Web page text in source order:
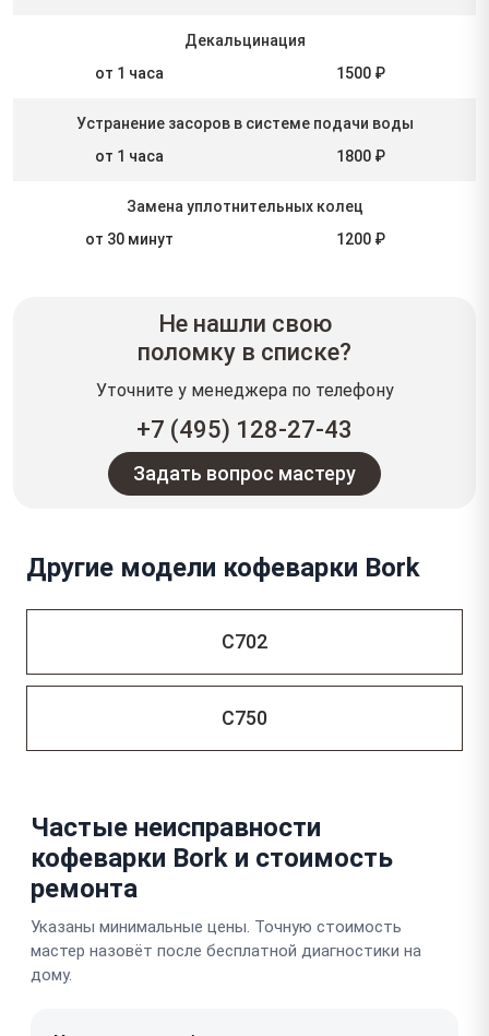
Декальцинация
от 1 часа
1500 ₽
Устранение засоров в системе подачи воды
от 1 часа
1800 ₽
Замена уплотнительных колец
от 30 минут
1200 ₽
Не нашли свою
поломку в списке?
Уточните у менеджера по телефону
+7 (495) 128-27-43
Задать вопрос мастеру
Другие модели кофеварки Bork
C702
C750
Частые неисправности
кофеварки Bork и стоимость
ремонта
Указаны минимальные цены. Точную стоимость
мастер назовёт после бесплатной диагностики на
дому.